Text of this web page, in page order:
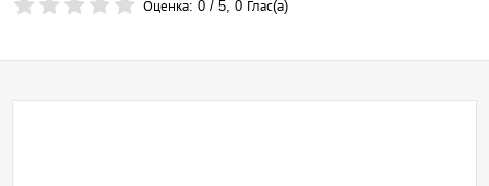
Оценка:0 /5,0 Глас(а)